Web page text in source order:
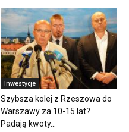
Inwestycje
Szybsza kolej z Rzeszowa do
Warszawy za 10-15 lat?
Padają kwoty...